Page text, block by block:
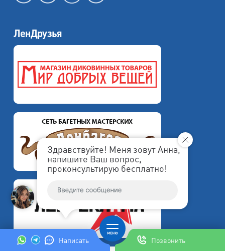
Написать Позвонить
Здравствуйте! Меня зовут Анна,
напишите Ваш вопрос,
проконсультирую бесплатно!
ЛенДрузья